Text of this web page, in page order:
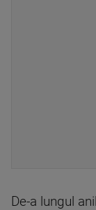
De-a lungul